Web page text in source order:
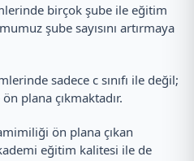
birçok şube ile eğitim
şube sayısını artırmaya
sadece c sınıfı ile değil;
plana çıkmaktadır.
ön plana çıkan
eğitim kalitesi ile de